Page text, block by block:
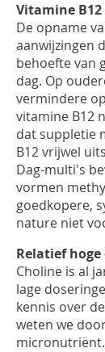
Vitamine
De opname
aanwijzingen
behoefte van
dag. Op
vermindere
vitamine B12
dat suppletie
B12 vrijwel
Dag-multi's
vormen
goedkopere,
nature niet
Relatief
Choline is al
lage
kennis over
weten we
micronutriënt.